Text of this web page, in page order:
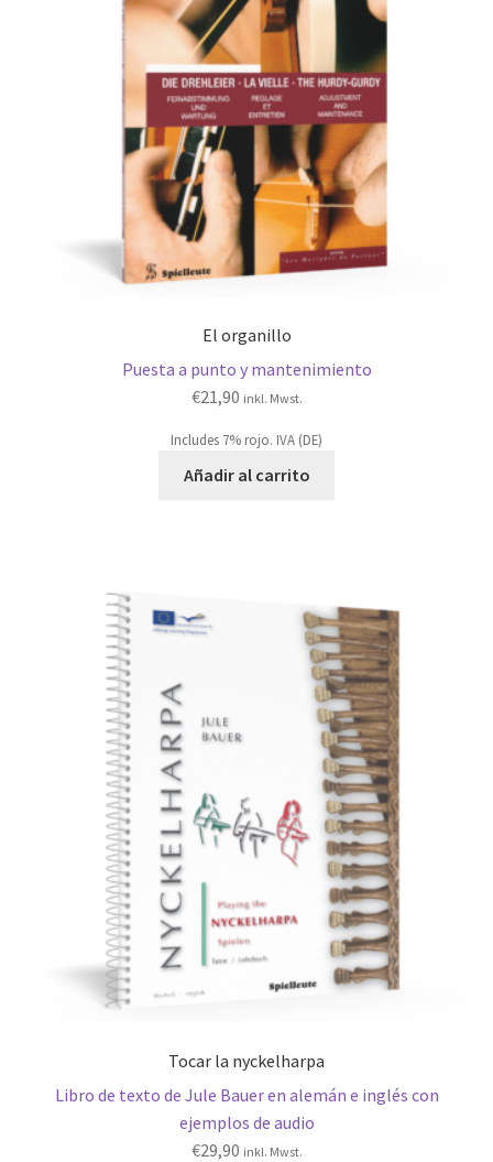
El organillo
Puesta a punto y mantenimiento
€21,90 inkl. Mwst.
Includes 7% rojo. IVA (DE)
Añadir al carrito
Tocar la nyckelharpa
Libro de texto de Jule Bauer en alemán e inglés con
ejemplos de audio
€29,90 inkl. Mwst.